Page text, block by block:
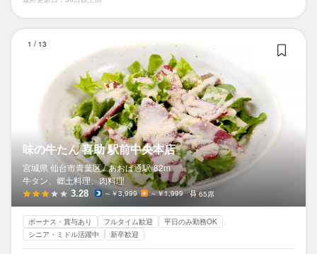
1 / 13
味の牛たん 喜助 駅前中央本店
宮城県 仙台市青葉区 / あおば通駅 82m
牛タン、郷土料理、肉料理
3.28 ～￥3,999 ～￥1,999 65席
ボーナス・賞与あり フルタイム歓迎
平日のみ勤務OK
シニア・ミドル活躍中
新卒歓迎